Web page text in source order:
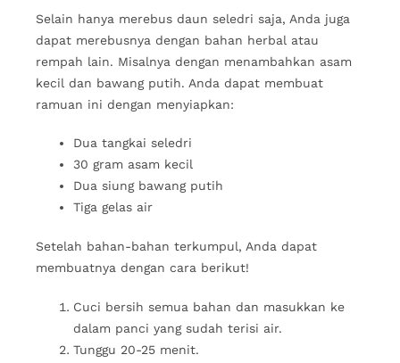
Selain hanya merebus daun seledri saja, Anda juga
dapat merebusnya dengan bahan herbal atau
rempah lain. Misalnya dengan menambahkan asam
kecil dan bawang putih. Anda dapat membuat
ramuan ini dengan menyiapkan:
Dua tangkai seledri
30 gram asam kecil
Dua siung bawang putih
Tiga gelas air
Setelah bahan-bahan terkumpul, Anda dapat
membuatnya dengan cara berikut!
Cuci bersih semua bahan dan masukkan ke
dalam panci yang sudah terisi air.
Tunggu 20-25 menit.